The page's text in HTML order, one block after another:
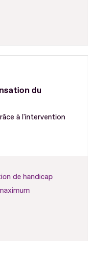
du
à l'intervention
de handicap